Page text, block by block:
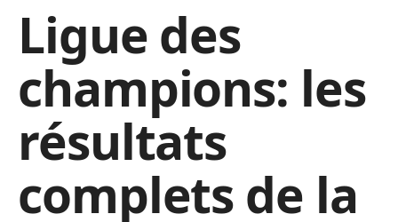
Ligue des
champions: les
résultats
complets de la